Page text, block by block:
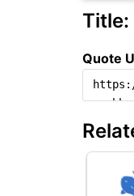
Title:
Quote